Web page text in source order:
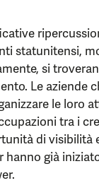
statunitensi,
si
Le aziende
le loro
tra i
di visibilità
già